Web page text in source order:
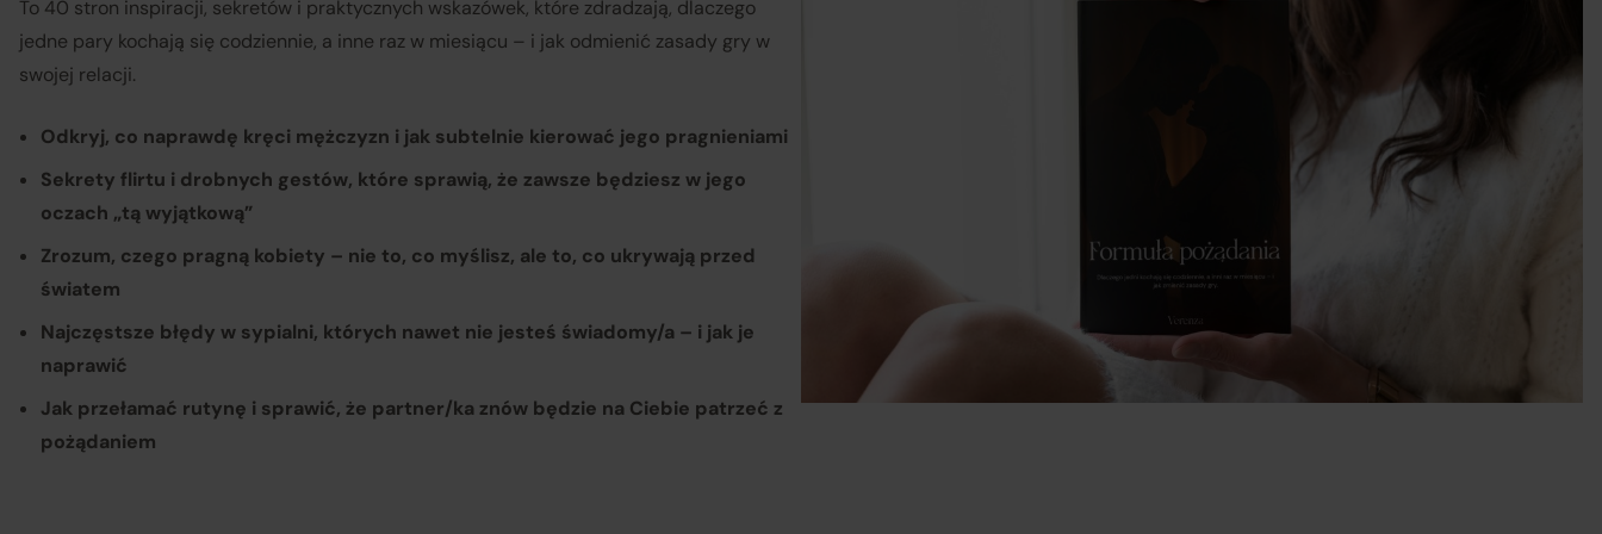
To 40 stron inspiracji, sekretów i praktycznych wskazówek, które zdradzają, dlaczego
jedne pary kochają się codziennie, a inne raz w miesiącu – i jak odmienić zasady gry w
swojej relacji.
Odkryj, co naprawdę kręci mężczyzn i jak subtelnie kierować jego pragnieniami
Sekrety flirtu i drobnych gestów, które sprawią, że zawsze będziesz w jego
oczach „tą wyjątkową”
Zrozum, czego pragną kobiety – nie to, co myślisz, ale to, co ukrywają przed
światem
Najczęstsze błędy w sypialni, których nawet nie jesteś świadomy/a – i jak je
naprawić
Jak przełamać rutynę i sprawić, że partner/ka znów będzie na Ciebie patrzeć z
pożądaniem
przekazuje informacje na temat odstąpienia od umowy
sprzedaży;
koordynuje proces odstąpienia od umowy sprzedaży
do zwrotu towaru oraz dokonuje zwrotu ceny i kosztów dostawy.
Sprzedawcy (Zewnętrzni przedsiębiorcy):